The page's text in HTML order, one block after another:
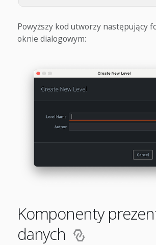
Powyższy kod utworzy następujący
oknie dialogowym:
Komponenty
danych